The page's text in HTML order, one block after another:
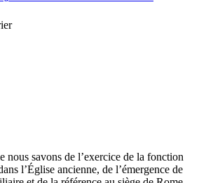
nous savons de l’exercice de la fonction
l’Église ancienne, de l’émergence de